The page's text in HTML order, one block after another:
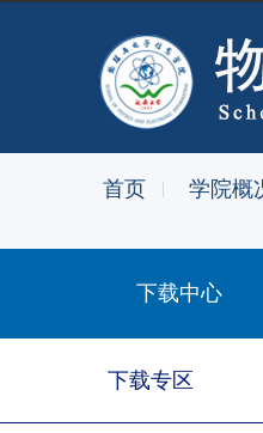
首页 | 学院概
下载中心
下载专区